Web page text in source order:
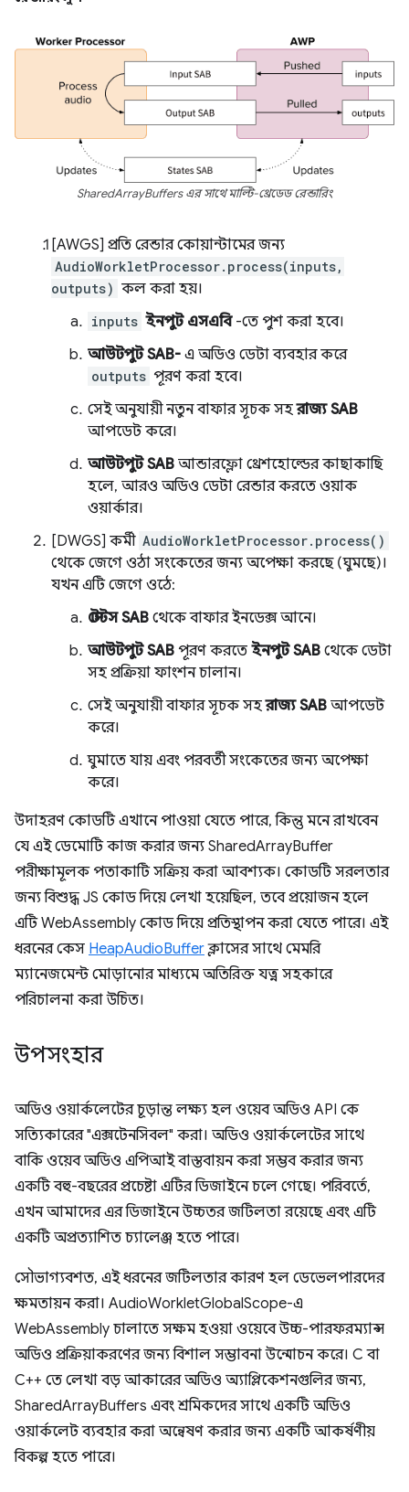
SharedArrayBuffers এর সাথে মাল্টি-থ্রেডেড রেন্ডারিং
[AWGS] প্রতি রেন্ডার কোয়ান্টামের জন্য
AudioWorkletProcessor.process(inputs,
outputs) কল করা হয়।
inputs ইনপুট এসএবি-তে পুশ করা হবে।
আউটপুট SAB- এ অডিও ডেটা ব্যবহার করে
outputs পূরণ করা হবে।
সেই অনুযায়ী নতুন বাফার সূচক সহরাজ্য SAB
আপডেট করে।
আউটপুট SAB আন্ডারফ্লো থ্রেশহোল্ডের কাছাকাছি
হলে, আরও অডিও ডেটা রেন্ডার করতে ওয়াক
ওয়ার্কার।
[DWGS] কর্মী AudioWorkletProcessor.process()
থেকে জেগে ওঠা সংকেতের জন্য অপেক্ষা করছে (ঘুমছে)।
যখন এটি জেগে ওঠে:
স্টেটস SAB থেকে বাফার ইনডেক্স আনে।
আউটপুট SAB পূরণ করতে ইনপুট SAB থেকে ডেটা
সহ প্রক্রিয়া ফাংশন চালান।
সেই অনুযায়ী বাফার সূচক সহরাজ্য SAB আপডেট
করে।
ঘুমাতে যায় এবং পরবর্তী সংকেতের জন্য অপেক্ষা
করে।
উদাহরণ কোডটি এখানে পাওয়া যেতে পারে, কিন্তু মনে রাখবেন
যে এই ডেমোটি কাজ করার জন্য SharedArrayBuffer
পরীক্ষামূলক পতাকাটি সক্রিয় করা আবশ্যক। কোডটি সরলতার
জন্য বিশুদ্ধ JS কোড দিয়ে লেখা হয়েছিল, তবে প্রয়োজন হলে
এটি WebAssembly কোড দিয়ে প্রতিস্থাপন করা যেতে পারে। এই
ধরনের কেস HeapAudioBufferক্লাসের সাথে মেমরি
ম্যানেজমেন্ট মোড়ানোর মাধ্যমে অতিরিক্ত যত্ন সহকারে
পরিচালনা করা উচিত।
উপসংহার
অডিও ওয়ার্কলেটের চূড়ান্ত লক্ষ্য হল ওয়েব অডিও API কে
সত্যিকারের "এক্সটেনসিবল" করা। অডিও ওয়ার্কলেটের সাথে
বাকি ওয়েব অডিও এপিআই বাস্তবায়ন করা সম্ভব করার জন্য
একটি বহু-বছরের প্রচেষ্টা এটির ডিজাইনে চলে গেছে। পরিবর্তে,
এখন আমাদের এর ডিজাইনে উচ্চতর জটিলতা রয়েছে এবং এটি
একটি অপ্রত্যাশিত চ্যালেঞ্জ হতে পারে।
সৌভাগ্যবশত, এই ধরনের জটিলতার কারণ হল ডেভেলপারদের
ক্ষমতায়ন করা। AudioWorkletGlobalScope-এ
WebAssembly চালাতে সক্ষম হওয়া ওয়েবে উচ্চ-পারফরম্যান্স
অডিও প্রক্রিয়াকরণের জন্য বিশাল সম্ভাবনা উন্মোচন করে। C বা
C++ তে লেখা বড় আকারের অডিও অ্যাপ্লিকেশনগুলির জন্য,
SharedArrayBuffers এবং শ্রমিকদের সাথে একটি অডিও
ওয়ার্কলেট ব্যবহার করা অন্বেষণ করার জন্য একটি আকর্ষণীয়
বিকল্প হতে পারে।